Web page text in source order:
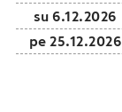
su 6.12.2026
pe 25.12.2026